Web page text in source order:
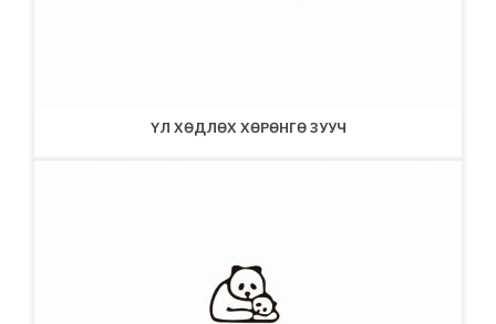
ҮЛ ХӨДЛӨХ ХӨРӨНГӨ ЗУУЧ